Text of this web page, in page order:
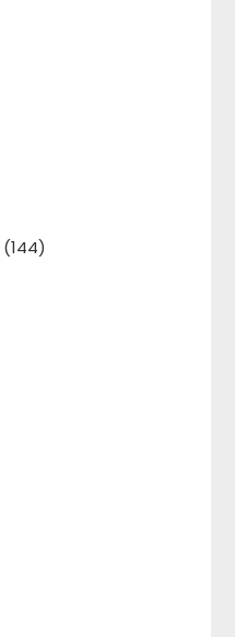
(144)